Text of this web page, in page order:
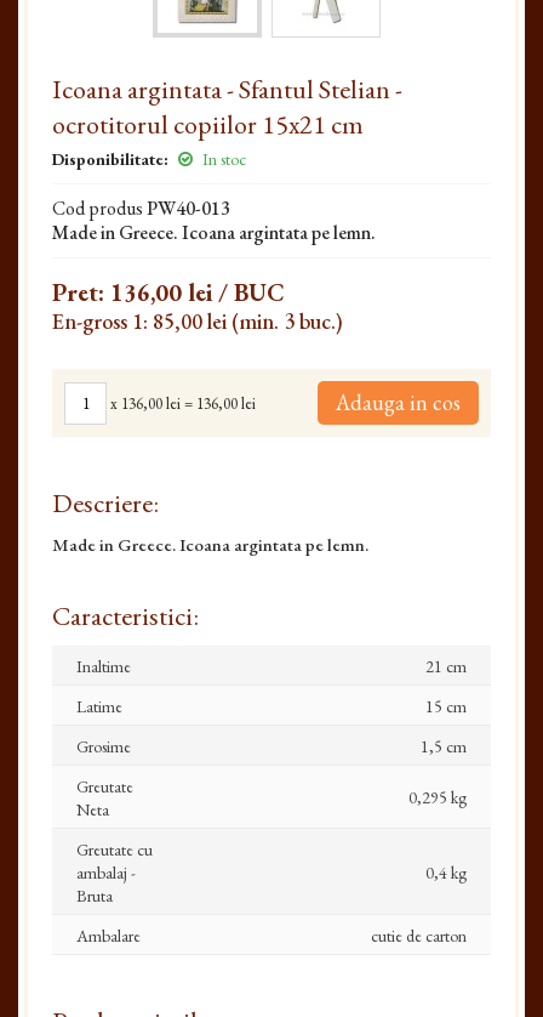
Icoana argintata - Sfantul Stelian -
ocrotitorul copiilor 15x21 cm
Disponibilitate: In stoc
Cod produsPW40-013
Made in Greece. Icoana argintata pe lemn.
Pret: 136,00 lei/ BUC
En-gross 1: 85,00 lei (min. 3 buc.)
x 136,00 lei= 136,00 lei Adauga in cos
Descriere:
Made in Greece. Icoana argintata pe lemn.
Caracteristici:
Inaltime
21 cm
Latime
15 cm
Grosime
1,5 cm
Greutate
Neta
0,295 kg
Greutate cu
ambalaj -
Bruta
0,4 kg
Ambalare cutie de carton